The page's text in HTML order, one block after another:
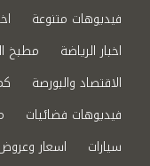
فيديوهات متنوعة
اخبار الرياضة
مطبخ
الاقتصاد والبورصة
فيديوهات فضائيات
سيارات
اسعار